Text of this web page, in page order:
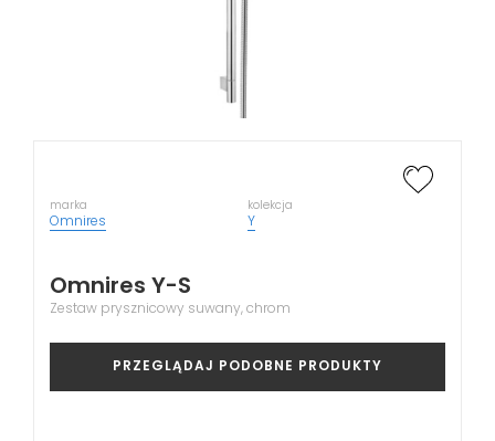
marka
Omnires
kolekcja
Y
Omnires Y-S
Zestaw prysznicowy suwany, chrom
PRZEGLĄDAJ PODOBNE PRODUKTY